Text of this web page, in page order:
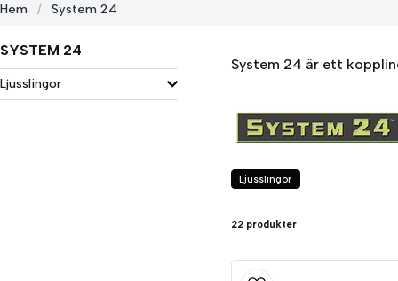
Hem System 24
SYSTEM 24
Ljusslingor
System 24 är ett
Ljusslingor
22 produkter